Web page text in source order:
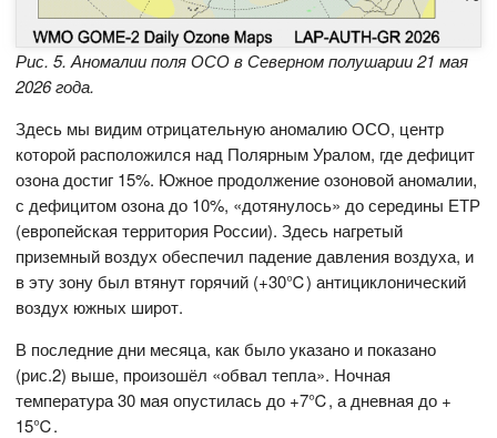
Рис. 5. Аномалии поля ОСО в Северном полушарии 21 мая
2026 года.
Здесь мы видим отрицательную аномалию ОСО, центр
которой расположился над Полярным Уралом, где дефицит
озона достиг 15%. Южное продолжение озоновой аномалии,
с дефицитом озона до 10%, «дотянулось» до середины ЕТР
(европейская территория России). Здесь нагретый
приземный воздух обеспечил падение давления воздуха, и
в эту зону был втянут горячий (+30℃) антициклонический
воздух южных широт.
В последние дни месяца, как было указано и показано
(рис.2) выше, произошёл «обвал тепла». Ночная
температура 30 мая опустилась до +7℃, а дневная до +
15℃.